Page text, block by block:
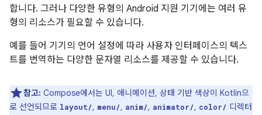
합니다. 그러나 다양한 유형의 Android 지원 기기에는 여러 유
형의 리소스가 필요할 수 있습니다.
예를 들어 기기의 언어 설정에 따라 사용자 인터페이스의 텍스
트를 번역하는 다양한 문자열 리소스를 제공할 수 있습니다.
참고: Compose에서는 UI, 애니메이션, 상태 기반 색상이 Kotlin으
로 선언되므로 layout/, menu/, anim/, animator/, color/ 디렉터